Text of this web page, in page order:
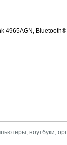
4965AGN, Bluetooth®
ноутбуки,